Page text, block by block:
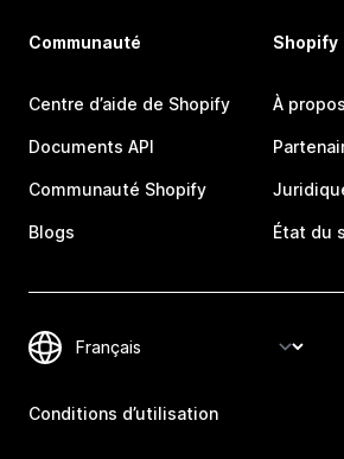
Communauté
Centre d’aide de Shopify
Documents API
Communauté Shopify
Blogs
Shopify
À propos
État du
Conditions d’utilisation